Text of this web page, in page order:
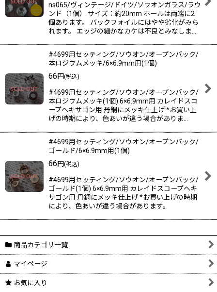
ns065/ヴィンテージ/ドイツ/ソウオンガラス/ラウ
ンド（1個） サイズ：約20mm ホールは両端に2
個あります。 バックフォイルにはやや劣化がみら
れます。 エッジの細かなカケは不良とみなしま…
#4699用セッティング/ソウオン/オープンバック/
本ロジウムメッキ/6×6.9mm用(1個)
66円(税込)
#4699用セッティング/ソウオン/オープンバック/
本ロジウムメッキ(1個) 6×6.9mm用 カレイドスコ
ープヘキサゴン用 丹銅にメッキ仕上げ *お買い上
げの時期により、色あいが違う場合がありま…
#4699用セッティング/ソウオン/オープンバック/
ゴールド/6×6.9mm用(1個)
66円(税込)
#4699用セッティング/ソウオン/オープンバック/
ゴールド(1個) 6×6.9mm用 カレイドスコープヘキ
サゴン用 丹銅にメッキ仕上げ *お買い上げの時期
により、色あいが違う場合があります。
商品カテゴリ一覧
マイページ
お気に入り